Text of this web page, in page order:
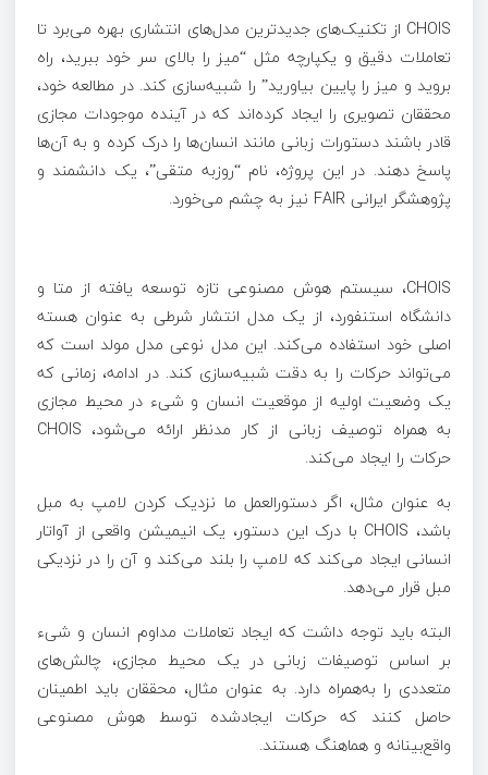
CHOIS از تکنیک‌های جدیدترین مدل‌های انتشاری بهره می‌برد تا
تعاملات دقیق و یکپارچه مثل “میز را بالای سر خود ببرید، راه
بروید و میز را پایین بیاورید” را شبیه‌سازی کند. در مطالعه خود،
محققان تصویری را ایجاد کرده‌اند که در آینده موجودات مجازی
قادر باشند دستورات زبانی مانند انسان‌ها را درک کرده و به آن‌ها
پاسخ دهند. در این پروژه، نام “روزبه متقی”، یک دانشمند و
پژوهشگر ایرانی FAIR نیز به چشم می‌خورد.
CHOIS، سیستم هوش مصنوعی تازه توسعه یافته از متا و
دانشگاه استنفورد، از یک مدل انتشار شرطی به عنوان هسته
اصلی خود استفاده می‌کند. این مدل نوعی مدل مولد است که
می‌تواند حرکات را به دقت شبیه‌سازی کند. در ادامه، زمانی که
یک وضعیت اولیه از موقعیت انسان و شیء در محیط مجازی
به همراه توصیف زبانی از کار مدنظر ارائه می‌شود، CHOIS
حرکات را ایجاد می‌کند.
به عنوان مثال، اگر دستورالعمل ما نزدیک کردن لامپ به مبل
باشد، CHOIS با درک این دستور، یک انیمیشن واقعی از آواتار
انسانی ایجاد می‌کند که لامپ را بلند می‌کند و آن را در نزدیکی
مبل قرار می‌دهد.
البته باید توجه داشت که ایجاد تعاملات مداوم انسان و شیء
بر اساس توصیفات زبانی در یک محیط مجازی، چالش‌های
متعددی را به‌همراه دارد. به عنوان مثال، محققان باید اطمینان
حاصل کنند که حرکات ایجاد‌شده توسط هوش مصنوعی
واقع‌بینانه و هماهنگ هستند.